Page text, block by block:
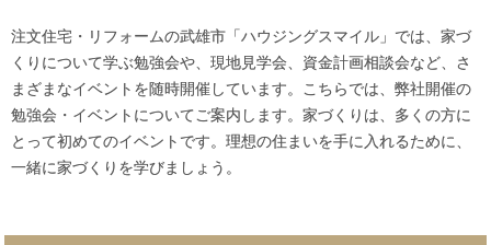
注文住宅・リフォームの武雄市「ハウジングスマイル」では、家づ
くりについて学ぶ勉強会や、現地見学会、資金計画相談会など、さ
まざまなイベントを随時開催しています。こちらでは、弊社開催の
勉強会・イベントについてご案内します。家づくりは、多くの方に
とって初めてのイベントです。理想の住まいを手に入れるために、
一緒に家づくりを学びましょう。